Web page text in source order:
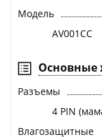
Модель
AV001CC
Основные
Разъемы
4 PIN
Влагозащитные